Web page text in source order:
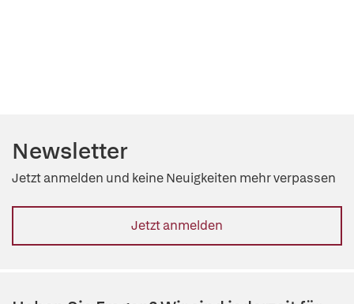
Newsletter
Jetzt anmelden und keine Neuigkeiten mehr verpassen
Jetzt anmelden